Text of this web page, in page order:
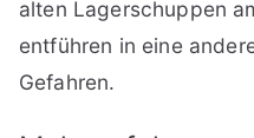
alten Lagerschuppen
entführen in eine
Gefahren.